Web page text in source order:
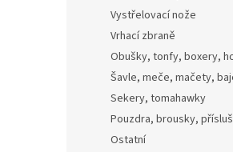
Vystřelovací nože
Vrhací zbraně
Obušky, tonfy, boxery,
Šavle, meče, mačety,
Sekery, tomahawky
Pouzdra, brousky,
Ostatní